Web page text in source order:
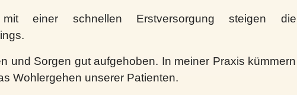
einer schnellen Erstversorgung steigen die
und Sorgen gut aufgehoben. In meiner Praxis kümmern
Wohlergehen unserer Patienten.